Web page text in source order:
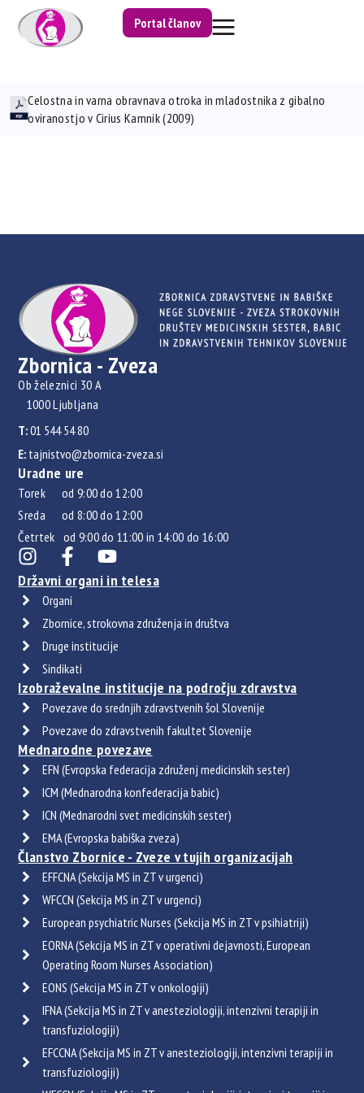
Portal članov
Celostna in varna obravnava otroka in mladostnika z gibalno
oviranostjo v Cirius Kamnik (2009)
Zbornica - Zveza
Ob železnici 30 A
1000 Ljubljana
T:01 544 54 80
E: tajnistvo@zbornica-zveza.si
Uradne ure
Torek od 9:00 do 12:00
Sreda od 8:00 do 12:00
Četrtek od 9:00 do 11:00 in 14:00 do 16:00
Državni organi in telesa
Organi
Zbornice, strokovna združenja in društva
Druge institucije
Sindikati
Izobraževalne institucije na področju zdravstva
Povezave do srednjih zdravstvenih šol Slovenije
Povezave do zdravstvenih fakultet Slovenije
Mednarodne povezave
EFN (Evropska federacija združenj medicinskih sester)
ICM (Mednarodna konfederacija babic)
ICN (Mednarodni svet medicinskih sester)
EMA (Evropska babiška zveza)
Članstvo Zbornice - Zveze v tujih organizacijah
EFFCNA (Sekcija MS in ZT v urgenci)
WFCCN (Sekcija MS in ZT v urgenci)
European psychiatric Nurses (Sekcija MS in ZT v psihiatriji)
EORNA (Sekcija MS in ZT v operativni dejavnosti, European
Operating Room Nurses Association)
EONS (Sekcija MS in ZT v onkologiji)
IFNA (Sekcija MS in ZT v anesteziologiji, intenzivni terapiji in
transfuziologiji)
EFCCNA (Sekcija MS in ZT v anesteziologiji, intenzivni terapiji in
transfuziologiji)